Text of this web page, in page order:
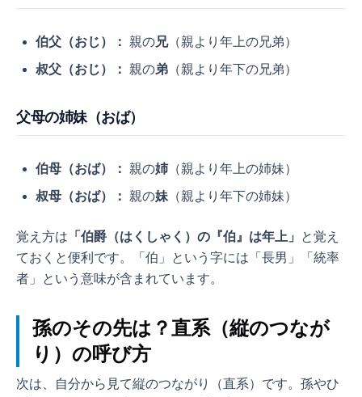
伯父（おじ）： 親の兄（親より年上の兄弟）
叔父（おじ）：
親の弟 （親より年下の兄弟）
父母の姉妹（おば）
伯母（おば）： 親の姉（親より年上の姉妹）
叔母（おば）：
親の妹 （親より年下の姉妹）
覚え方は 「伯爵（はくしゃく）の『伯』は年上」
と覚え
ておくと便利です。「伯」という字には「長男」「統率
者」という意味が含まれています。
孫のその先は？直系（縦のつなが
り）の呼び方
次は、自分から見て縦のつながり（直系）です。孫やひ